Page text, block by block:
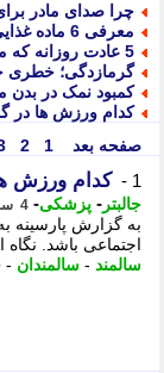
چرا صدای مادر
معرفی 6 ماده غذایی مفید برای پروستات، استخوان و عضلات
5 عادت روزانه که می توانند خطر سکته مغزی را کاهش دهند
گرمازدگی؛ خطری
کمبود نمک در بدن
کدام ورزش ها در
صفحه بعد
1
2
1 - کدام ورزش
جالبتر - پزشکی- 4 ساعت پیش - جمعه 16 مرداد 1405، 09:32
به گزارش پارسینه
اجتماعی باشد. نگاه
سالمند - سالمندان -